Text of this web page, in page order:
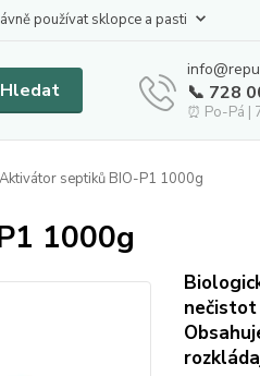
používat sklopce a pasti
Hledat 📞 728
⏰ Po-Pá |
Aktivátor septiků BIO-P1 1000g
1000g
nečistot